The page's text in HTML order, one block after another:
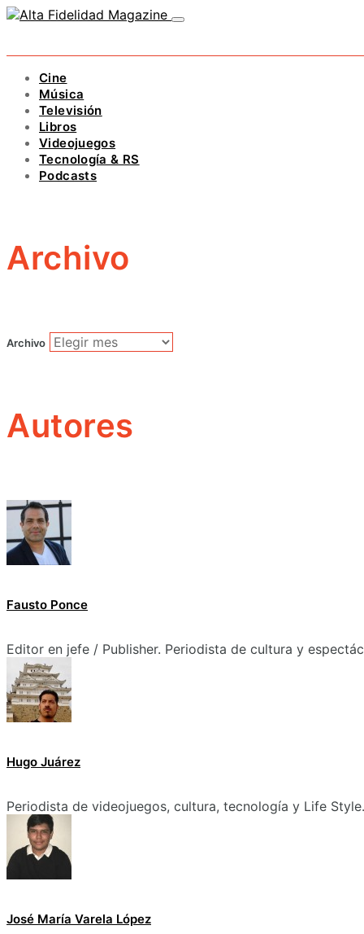
Cine
Música
Televisión
Libros
Videojuegos
Tecnología & RS
Podcasts
Archivo
Archivo
Autores
Fausto Ponce
Editor en jefe / Publisher. Periodista de cultura y
Hugo Juárez
Periodista de videojuegos, cultura, tecnología y Life Style.
José María Varela López